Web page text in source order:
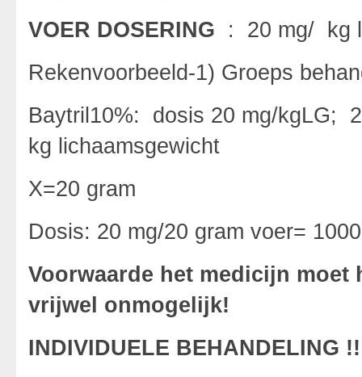
VOER DOSERING : 20 mg/ kg
Rekenvoorbeeld-1) Groeps
Baytril10%: dosis 20 mg/kgLG;
kg lichaamsgewicht
X=20 gram
Dosis: 20 mg/20 gram voer=
Voorwaarde het medicijn
vrijwel onmogelijk!
INDIVIDUELE BEHANDELING !!